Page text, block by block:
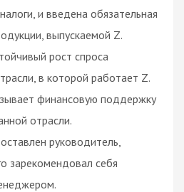
налоги , и введена обязательная
выпускаемой Z.
рост спроса
в которой работает Z.
финансовую поддержку
отрасли.
руководитель,
зарекомендовал себя